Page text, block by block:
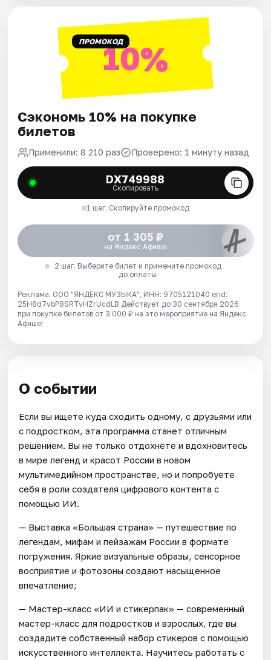
ПРОМОКОД10%
Сэкономь 10% на покупке
билетов
Применили: 8 210 раз Проверено: 1 минуту назад
DX749988
Скопировать
1 шаг. Скопируйте промокод
от 1 305 ₽
на Яндекс Афише
2 шаг. Выберите билет и примените промокод
до оплаты
Реклама. ООО "ЯНДЕКС МУЗЫКА", ИНН: 9705121040 erid:
25H8d7vbP8SRTvHZrUcdLB Действует до 30 сентября 2026
при покупке билетов от 3 000 ₽ на это мероприятие на Яндекс
Афише!
О событии
Если вы ищете куда сходить одному, с друзьями или
с подростком, эта программа станет отличным
решением. Вы не только отдохнёте и вдохновитесь
в мире легенд и красот России в новом
мультимедийном пространстве, но и попробуете
себя в роли создателя цифрового контента с
помощью ИИ.
— Выставка «Большая страна» — путешествие по
легендам, мифам и пейзажам России в формате
погружения. Яркие визуальные образы, сенсорное
восприятие и фотозоны создают насыщенное
впечатление;
— Мастер-класс «ИИ и стикерпак» — современный
мастер-класс для подростков и взрослых, где вы
создадите собственный набор стикеров с помощью
искусственного интеллекта. Научитесь работать с